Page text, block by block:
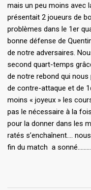
mais un peu moins avec
présentait 2 joueurs de
problèmes dans le 1er
bonne défense de
de notre adversaires.
second quart-temps
de notre rebond qui
de contre-attaque et de
moins « joyeux » les
pas le nécessaire à la
pour la donner dans les
ratés s’enchaînent….
fin du match a sonné………